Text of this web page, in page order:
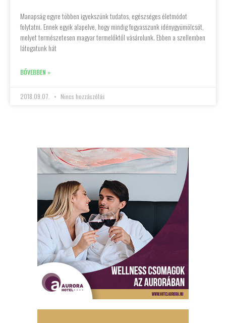
Manapság egyre többen igyekszünk tudatos, egészséges életmódot
folytatni. Ennek egyik alapelve, hogy mindig fogyasszunk idénygyümölcsöt,
melyet természetesen magyar termelőktől vásárolunk. Ebben a szellemben
látogatunk hát
BŐVEBBEN »
2018.09.07. Nincs hozzászólás